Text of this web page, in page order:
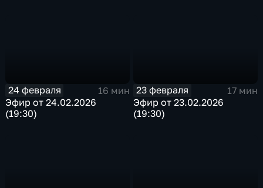
24 февраля
16 мин
Эфир от 24.02.2026
(19:30)
23 февраля
17 мин
Эфир от 23.02.2026
(19:30)